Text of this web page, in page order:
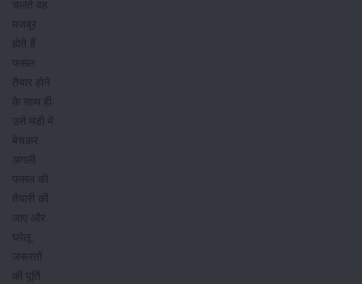
चलते वह
मजबूर
होते हैं
फसल
तैयार होने
के साथ ही
उसे मंडी में
बेचकर
अगली
फसल की
तैयारी की
जाए और
घरेलू
जरूरतों
की पूर्ति